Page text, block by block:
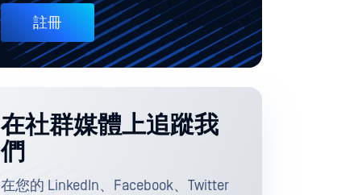
註冊
在社群媒體上追蹤我
們
在您的 LinkedIn、Facebook、Twitter